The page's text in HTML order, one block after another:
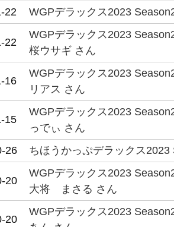
22
WGPデラックス2023
22
WGPデラックス2023
桜ウサギ さん
16
WGPデラックス2023
リアス さん
15
WGPデラックス2023
っでぃ さん
26
ちほうかっぷデラックス
20
WGPデラックス2023
大将 まさる さん
20
WGPデラックス2023